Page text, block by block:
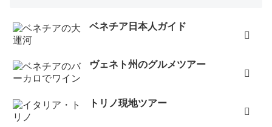
ベネチア日本人ガイド
ヴェネト州のグルメツアー
トリノ現地ツアー